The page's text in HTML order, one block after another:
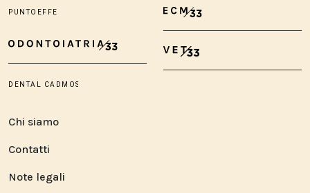
Chi siamo
Contatti
Note legali